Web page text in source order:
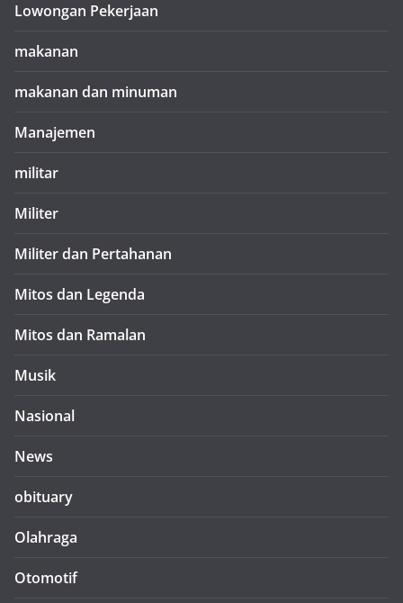
Lowongan Pekerjaan
makanan
makanan dan minuman
Manajemen
militar
Militer
Militer dan Pertahanan
Mitos dan Legenda
Mitos dan Ramalan
Musik
Nasional
News
obituary
Olahraga
Otomotif